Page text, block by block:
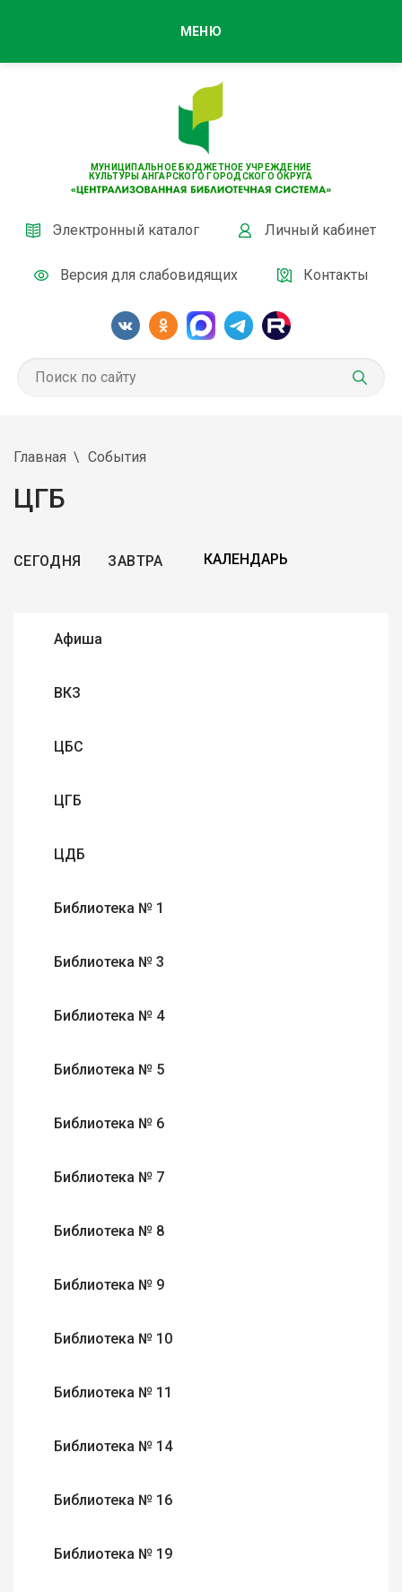
МУНИЦИПАЛЬНОЕ БЮДЖЕТНОЕ УЧРЕЖДЕНИЕ
КУЛЬТУРЫ АНГАРСКОГО ГОРОДСКОГО ОКРУГА
Электронный каталог Личный кабинет
Версия для слабовидящих Контакты
МЕНЮ
Главная События
ЦГБ
СЕГОДНЯ ЗАВТРА
Афиша
ВКЗ
ЦБС
ЦГБ
ЦДБ
Библиотека № 1
Библиотека № 3
Библиотека № 4
Библиотека № 5
Библиотека № 6
Библиотека № 7
Библиотека № 8
Библиотека № 9
Библиотека № 10
Библиотека № 11
Библиотека № 14
Библиотека № 16
Библиотека № 19